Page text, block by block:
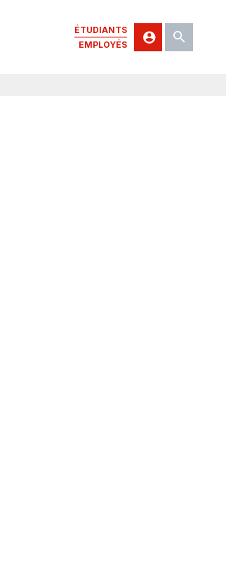
ÉTUDIANTS
EMPLOYÉS